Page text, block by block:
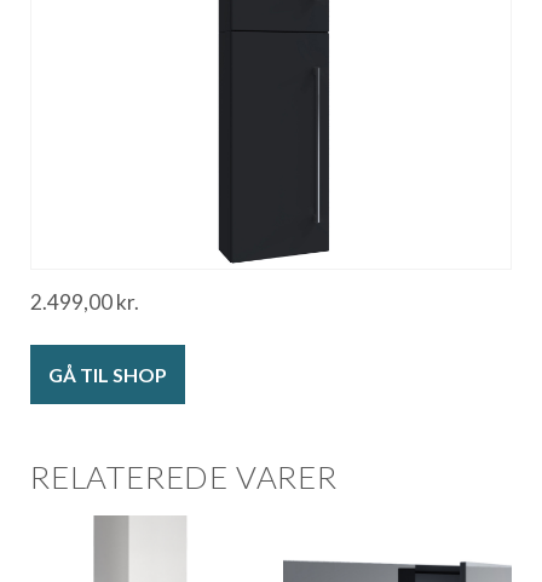
2.499,00kr.
GÅ TIL SHOP
RELATEREDE VARER